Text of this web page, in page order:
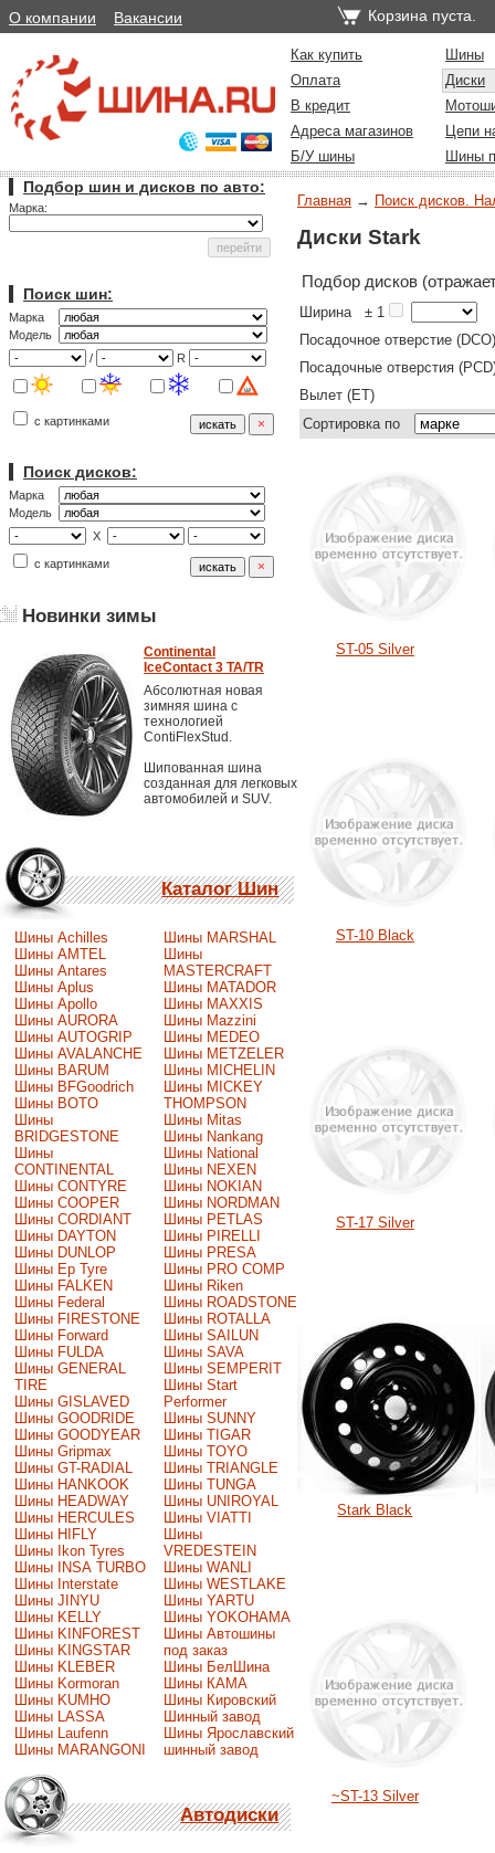
О компании Вакансии Корзина пуста.
Как купить
Шины
Оплата
Диски
В кредит
Адреса магазинов
Цепи
Б/У шины
Шины
Подбор шин и дисков по авто:
Марка:
Поиск шин:
Марка
Модель
/
R
с картинками
Поиск дисков:
Марка
Модель
X
с картинками
Новинки зимы
Continental
IceContact 3 TA/TR
Абсолютная новая
зимняя шина с
технологией
ContiFlexStud.
Шипованная шина
созданная для легковых
автомобилей и SUV.
Каталог Шин
Шины Achilles
Шины AMTEL
Шины Antares
Шины Aplus
Шины Apollo
Шины AURORA
Шины AUTOGRIP
Шины AVALANCHE
Шины BARUM
Шины BFGoodrich
Шины BOTO
Шины
BRIDGESTONE
Шины
CONTINENTAL
Шины CONTYRE
Шины COOPER
Шины CORDIANT
Шины DAYTON
Шины DUNLOP
Шины Ep Tyre
Шины FALKEN
Шины Federal
Шины FIRESTONE
Шины Forward
Шины FULDA
Шины GENERAL
TIRE
Шины GISLAVED
Шины GOODRIDE
Шины GOODYEAR
Шины Gripmax
Шины GT-RADIAL
Шины HANKOOK
Шины HEADWAY
Шины HERCULES
Шины HIFLY
Шины Ikon Tyres
Шины INSA TURBO
Шины Interstate
Шины JINYU
Шины KELLY
Шины KINFOREST
Шины KINGSTAR
Шины KLEBER
Шины Kormoran
Шины KUMHO
Шины LASSA
Шины Laufenn
Шины MARANGONI
Шины MARSHAL
Шины
MASTERCRAFT
Шины MATADOR
Шины MAXXIS
Шины Mazzini
Шины MEDEO
Шины METZELER
Шины MICHELIN
Шины MICKEY
THOMPSON
Шины Mitas
Шины Nankang
Шины National
Шины NEXEN
Шины NOKIAN
Шины NORDMAN
Шины PETLAS
Шины PIRELLI
Шины PRESA
Шины PRO COMP
Шины Riken
Шины ROADSTONE
Шины ROTALLA
Шины SAILUN
Шины SAVA
Шины SEMPERIT
Шины Start
Performer
Шины SUNNY
Шины TIGAR
Шины TOYO
Шины TRIANGLE
Шины TUNGA
Шины UNIROYAL
Шины VIATTI
Шины
VREDESTEIN
Шины WANLI
Шины WESTLAKE
Шины YARTU
Шины YOKOHAMA
Шины Автошины
под заказ
Шины БелШина
Шины КАМА
Шины Кировский
Шинный завод
Шины Ярославский
шинный завод
Автодиски
Главная → Поиск дисков.
Диски Stark
Подбор дисков
Ширина
± 1
Посадочное отверстие (DCO)
Посадочные отверстия
Вылет (ET)
Сортировка по
ST-05 Silver
ST-10 Black
ST-17 Silver
Stark Black
~ST-13 Silver